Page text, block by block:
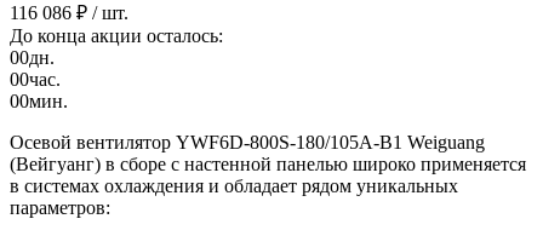
116 086 ₽ / шт.
До конца акции осталось:
00дн.
00час.
00мин.
Осевой вентилятор YWF6D-800S-180/105A-B1 Weiguang
(Вейгуанг) в сборе с настенной панелью широко применяется
в системах охлаждения и обладает рядом уникальных
параметров: